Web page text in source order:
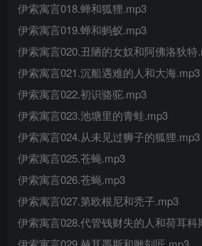
伊索寓言018.蝉和狐狸.mp3
伊索寓言019.蝉和蚂蚁.mp3
伊索寓言020.丑陋的女奴和阿佛洛狄特
伊索寓言021.沉船遇难的人和大海.mp3
伊索寓言022.初识骆驼.mp3
伊索寓言023.池塘里的青蛙.mp3
伊索寓言024.从未见过狮子的狐狸.mp3
伊索寓言025.苍蝇.mp3
伊索寓言026.苍蝇.mp3
伊索寓言027.第欧根尼和秃子.mp3
伊索寓言028.代管钱财失的人和荷耳科